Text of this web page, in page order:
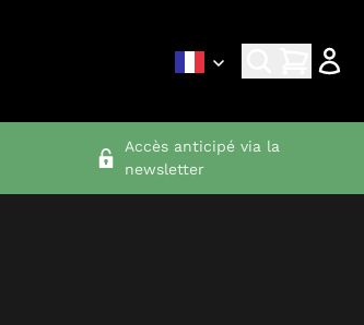
Accès anticipé via la
newsletter